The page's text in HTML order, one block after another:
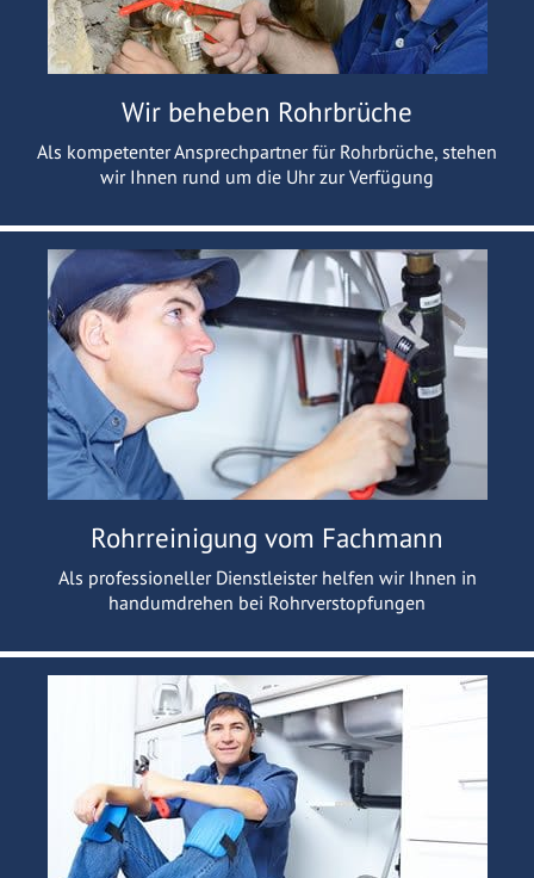
Wir beheben Rohrbrüche
Als kompetenter Ansprechpartner für Rohrbrüche, stehen
wir Ihnen rund um die Uhr zur Verfügung
Rohrreinigung vom Fachmann
Als professioneller Dienstleister helfen wir Ihnen in
handumdrehen bei Rohrverstopfungen